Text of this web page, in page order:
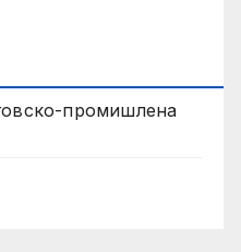
промишлена